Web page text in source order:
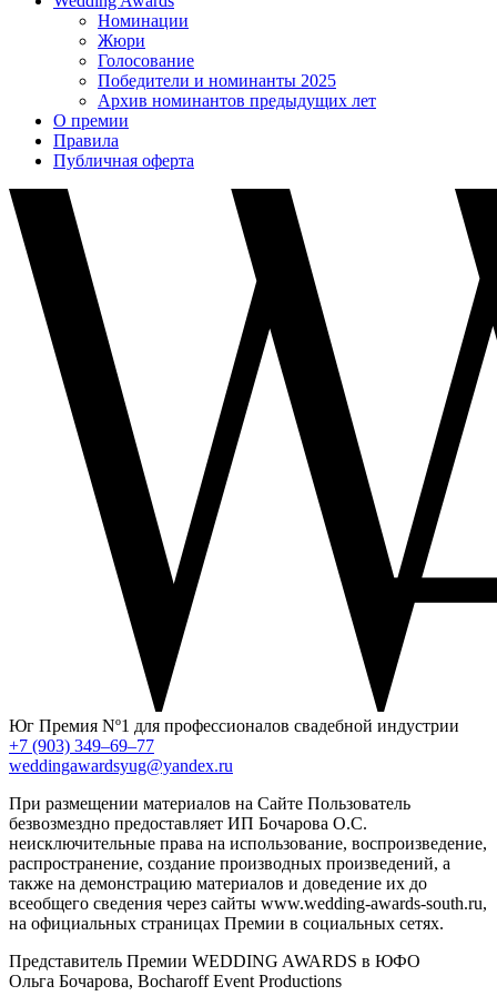
Номинации
Жюри
Голосование
Победители и номинанты 2025
Архив номинантов предыдущих лет
О премии
Правила
Публичная оферта
Юг Премия Nº1 для профессионалов свадебной индустрии
+7 (903) 349–69–77
weddingawardsyug@yandex.ru
При размещении материалов на Сайте Пользователь
безвозмездно предоставляет ИП Бочарова О.С.
неисключительные права на использование, воспроизведение,
распространение, создание производных произведений, а
также на демонстрацию материалов и доведение их до
всеобщего сведения через сайты www.wedding-awards-south.ru,
на официальных страницах Премии в социальных сетях.
Представитель Премии WEDDING AWARDS в ЮФО
Ольга Бочарова, Bocharoff Event Productions